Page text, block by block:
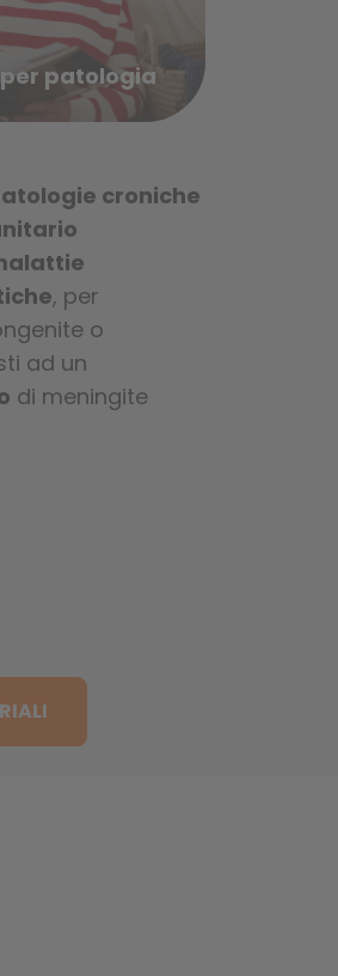
patologia
croniche
, per
o
ad un
di meningite